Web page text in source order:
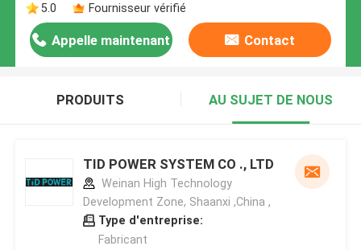
5.0
Fournisseur vérifié
Appelle maintenant Contact
PRODUITS AU SUJET DE NOUS
TID POWER SYSTEM CO ., LTD
Weinan High Technology
Development Zone, Shaanxi ,China ,
Type d'entreprise:
Fabricant